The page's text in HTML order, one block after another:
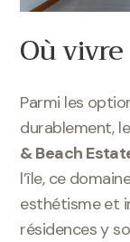
Où
Parmi les
durablement,
& Beach
l’île, ce
esthétisme et
résidences y